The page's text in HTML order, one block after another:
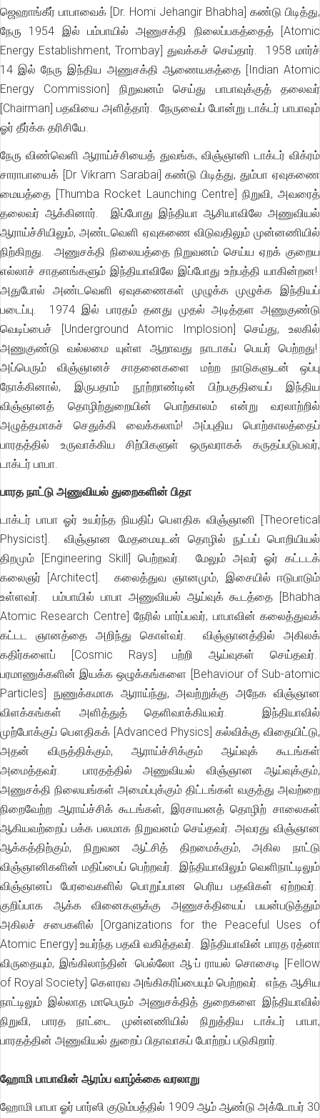
ஜெஹாங்கீர் பாபாவைக் [Dr. Homi Jehangir Bhabha] கண்டு பிடித்து,
நேரு 1954 இல் பம்பாயில் அணுசக்தி நிலைப்பகத்தைத் [Atomic
Energy Establishment, Trombay] துவக்கச் செய்தார். 1958 மார்ச்
14 இல் நேரு இந்திய அணுசக்தி ஆணையகத்தை [Indian Atomic
Energy Commission] நிறுவனம் செய்து பாபாவுக்குத் தலைவர்
[Chairman] பதவியை அளித்தார். நேருவைப் போன்று டாக்டர் பாபாவும்
ஓர் தீர்க்க தரிசியே.
நேரு விண்வெளி ஆராய்ச்சியைத் துவங்க, விஞ்ஞானி டாக்டர் விக்ரம்
சாராபாயைக் [Dr Vikram Sarabai] கண்டு பிடித்து, தும்பா ஏவுகணை
மையத்தை [Thumba Rocket Launching Centre] நிறுவி, அவரைத்
தலைவர் ஆக்கினார். இப்போது இந்தியா ஆசியாவிலே அணுவியல்
ஆராய்ச்சியிலும், அண்டவெளி ஏவுகணை விடுவதிலும் முன்னணியில்
நிற்கிறது. அணுசக்தி நிலையத்தை நிறுவனம் செய்ய ஏறக் குறைய
எல்லாச் சாதனங்களும் இந்தியாவிலே இப்போது உற்பத்தி யாகின்றன!
அதுபோல் அண்டவெளி ஏவுகணைகள் முழுக்க முழுக்க இந்தியப்
படைப்பு. 1974 இல் பாரதம் தனது முதல் அடித்தள அணுகுண்டு
வெடிப்பைச் [Underground Atomic Implosion] செய்து, உலகில்
அணுகுண்டு வல்லமை யுள்ள ஆறாவது நாடாகப் பெயர் பெற்றது!
அப்பெரும் விஞ்ஞானச் சாதனைகளை மற்ற நாடுகளுடன் ஒப்பு
நோக்கினால், இருபதாம் நூற்றாண்டின் பிற்பகுதியைப் இந்திய
விஞ்ஞானத் தொழிற்துறையின் பொற்காலம் என்று வரலாற்றில்
அழுத்தமாகச் செதுக்கி வைக்கலாம்! அப்புதிய பொற்காலத்தைப்
பாரதத்தில் உருவாக்கிய சிற்பிகளுள் ஒருவராகக் கருதப்படுபவர்,
டாக்டர் பாபா.
பாரத நாட்டு அணுவியல் துறைகளின் பிதா
டாக்டர் பாபா ஓர் உயர்ந்த நியதிப் பௌதிக விஞ்ஞானி [Theoretical
Physicist]. விஞ்ஞான மேதமையுடன் தொழில் நுட்பப் பொறியியல்
திறமும் [Engineering Skill] பெற்றவர். மேலும் அவர் ஓர் கட்டடக்
கலைஞர் [Architect]. கலைத்துவ ஞானமும், இசையில் ஈடுபாடும்
உள்ளவர். பம்பாயில் பாபா அணுவியல் ஆய்வுக் கூடத்தை [Bhabha
Atomic Research Centre] நேரில் பார்ப்பவர், பாபாவின் கலைத்துவக்
கட்டட ஞானத்தை அறிந்து கொள்வர். விஞ்ஞானத்தில் அகிலக்
கதிர்களைப் [Cosmic Rays] பற்றி ஆய்வுகள் செய்தவர்.
பரமாணுக்களின் இயக்க ஒழுக்கங்களை [Behaviour of Sub-atomic
Particles] நுணுக்கமாக ஆராய்ந்து, அவற்றுக்கு அநேக விஞ்ஞான
விளக்கங்கள் அளித்துத் தெளிவாக்கியவர். இந்தியாவில்
முற்போக்குப் பௌதிகக் [Advanced Physics] கல்விக்கு விதையிட்டு,
அதன் விருத்திக்கும், ஆராய்ச்சிக்கும் ஆய்வுக் கூடங்கள்
அமைத்தவர். பாரதத்தில் அணுவியல் விஞ்ஞான ஆய்வுக்கும்,
அணுசக்தி நிலையங்கள் அமைப்புக்கும் திட்டங்கள் வகுத்து அவற்றை
நிறைவேற்ற ஆராய்ச்சிக் கூடங்கள், இரசாயனத் தொழிற் சாலைகள்
ஆகியவற்றைப் பக்க பலமாக நிறுவனம் செய்தவர். அவரது விஞ்ஞான
ஆக்கத்திற்கும், நிறுவன ஆட்சித் திறமைக்கும், அகில நாட்டு
விஞ்ஞானிகளின் மதிப்பைப் பெற்றவர். இந்தியாவிலும் வெளிநாட்டிலும்
விஞ்ஞானப் பேரவைகளில் பொறுப்பான பெரிய பதவிகள் ஏற்றவர்.
குறிப்பாக ஆக்க வினைகளுக்கு அணுசக்தியைப் பயன்படுத்தும்
அகிலச் சபைகளில் [Organizations for the Peaceful Uses of
Atomic Energy] உயர்ந்த பதவி வகித்தவர். இந்தியாவின் பாரத ரத்னா
விருதையும், இங்கிலாந்தின் ·பெல்லோ ஆ·ப் ராயல் சொசைடி [Fellow
of Royal Society] கௌரவ அங்கிகரிப்பையும் பெற்றவர். எந்த ஆசிய
நாட்டிலும் இல்லாத மாபெரும் அணுசக்தித் துறைகளை இந்தியாவில்
நிறுவி, பாரத நாட்டை முன்னணியில் நிறுத்திய டாக்டர் பாபா,
பாரதத்தின் அணுவியல் துறைப் பிதாவாகப் போற்றப் படுகிறார்.
ஹோமி பாபாவின் ஆரம்ப வாழ்க்கை வரலாறு
ஹோமி பாபா ஓர் பார்ஸி குடும்பத்தில் 1909 ஆம் ஆண்டு அக்டோபர் 30